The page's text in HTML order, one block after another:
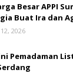
Besar APPI
Buat Ira dan
2026
Pemadaman